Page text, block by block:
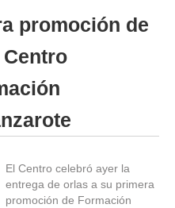
promoción de
El Centro celebró ayer la
entrega de orlas a su primera
promoción de Formación